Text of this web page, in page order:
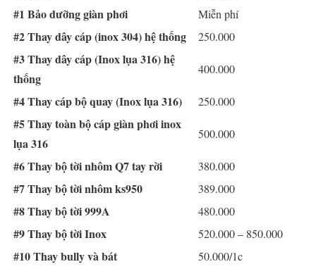
#1 Bảo dưỡng giàn phơi
Miễn phí
#2 Thay dây cáp (inox 304) hệ thống 250.000
#3 Thay dây cáp (Inox lụa 316) hệ
thống
400.000
#4 Thay cáp bộ quay (Inox lụa 316) 250.000
#5 Thay toàn bộ cáp giàn phơi inox
lụa 316
500.000
#6 Thay bộ tời nhôm Q7 tay rời 380.000
#7 Thay bộ tời nhôm ks950 389.000
#8 Thay bộ tời 999A 480.000
#9 Thay bộ tời Inox 520.000 – 850.000
#10 Thay bully và bát 50.000/1c